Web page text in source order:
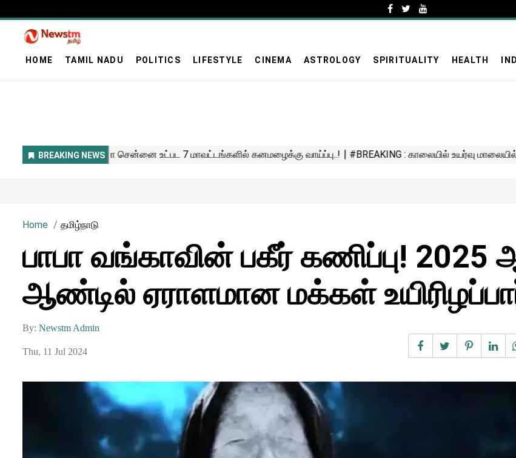
HOME TAMIL NADU POLITICS LIFESTYLE CINEMA ASTROLOGY SPIRITUALITY HEALTH
Home தமிழ்நாடு
பாபா வங்காவின் பகீர் கணிப்பு! 2025
ஆண்டில் ஏராளமான மக்கள்
By: Newstm Admin
Thu, 11 Jul 2024